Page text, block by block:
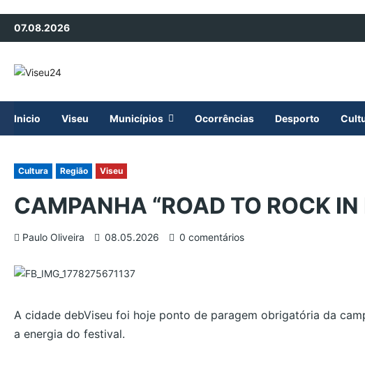
Avançar
conteúdo
07.08.2026
Inicio Viseu Municípios Ocorrências Desporto
Cultura Região Viseu
CAMPANHA “ROAD TO ROCK IN
Paulo Oliveira 08.05.2026 0 comentários
A cidade debViseu foi hoje ponto de paragem obrigatória da
a energia do festival.